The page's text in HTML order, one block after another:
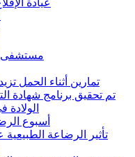
مستشفى
تمارين أثناء الحمل
تم تحقيق برنامج شهادة
أسبوع
تأثير الرضاعة